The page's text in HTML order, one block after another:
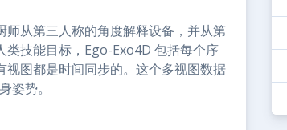
从第三人称的角度解释设备，并从第
技能目标，Ego-Exo4D 包括每个序
图都是时间同步的。这个多视图数据
姿势。